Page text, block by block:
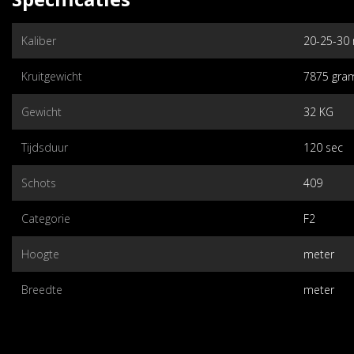
Kaliber 20-25-30
Kruitgewicht 7875
Gewicht 32 KG
Tijdsduur 120 sec
Schots 409
Categorie F2
Hoogte meter
Breedte meter